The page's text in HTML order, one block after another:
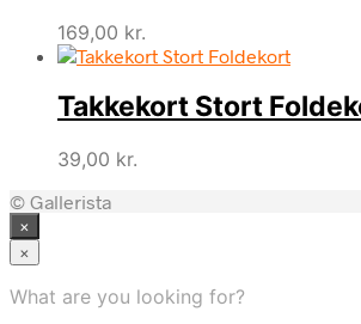
169,00 kr.
Takkekort Stort
39,00 kr.
© Gallerista
×
×
What are you looking for?